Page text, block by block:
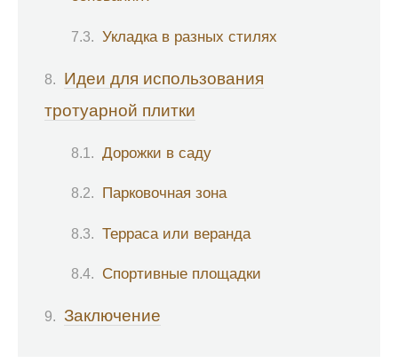
Укладка в разных стилях
Идеи для использования
тротуарной плитки
Дорожки в саду
Парковочная зона
Терраса или веранда
Спортивные площадки
Заключение